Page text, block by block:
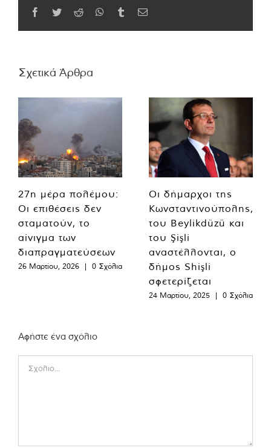
Facebook
TwitterReddit WhatsApp
TumblrEmail
Σχετικά Άρθρα
27η μέρα πολέμου:
Οι επιθέσεις δεν
σταματούν, το
αίνιγμα των
διαπραγματεύσεων
26 Μαρτίου, 2026 | 0 Σχόλια
Οι δήμαρχοι της
Κωνσταντινούπολης,
του Beylikdüzü και
του Şişli
αναστέλλονται, ο
δήμος Shişli
σφετερίζεται
24 Μαρτίου, 2025 | 0 Σχόλια
Αφήστε ένα σχόλιο